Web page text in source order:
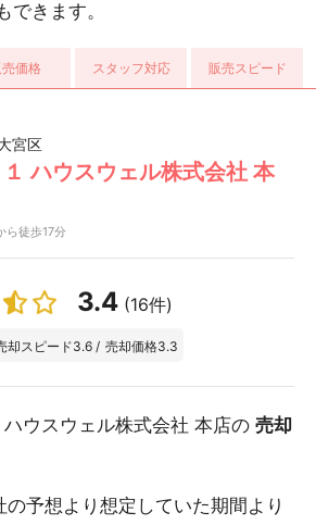
できます。
価格 スタッフ対応 販売スピード
宮区
ハウスウェル株式会社 本
ら徒歩17分
3.4 (16件)
却スピード3.6 / 売却価格3.3
ウスウェル株式会社 本店の 売却
の予想より想定していた期間より